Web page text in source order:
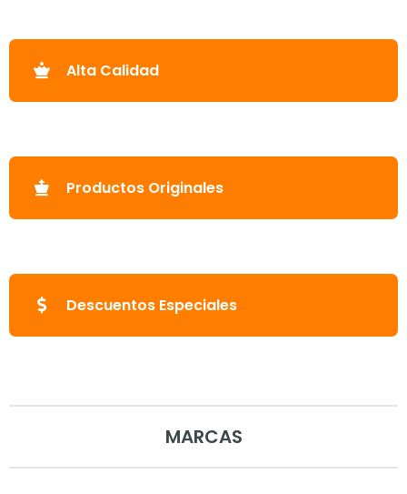
Alta Calidad
Productos Originales
Descuentos Especiales
MARCAS